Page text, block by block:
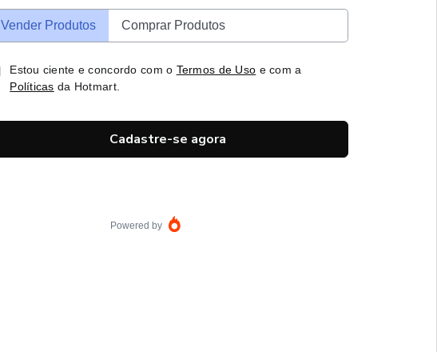
Vender Produtos Comprar Produtos
Estou ciente e concordo com o Termos de Uso e com a
Políticas da Hotmart.
Cadastre-se agora
Powered by